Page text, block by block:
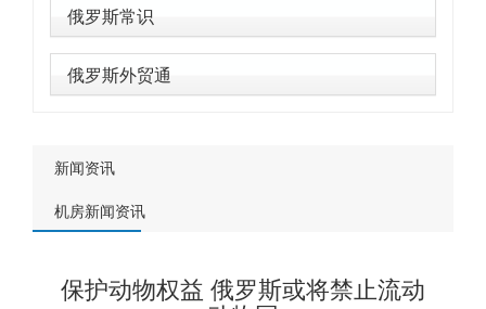
俄罗斯常识
俄罗斯外贸通
新闻资讯
机房新闻资讯
保护动物权益 俄罗斯或将禁止流动